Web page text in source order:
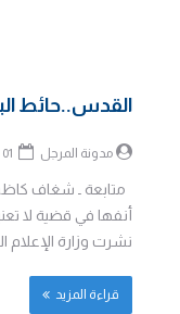
القدس..حائط
مدونة المرجل
متابعة ـ شغاف
أنفها في قضية لا
نشرت وزارة الإعلام
قراءة المزيد